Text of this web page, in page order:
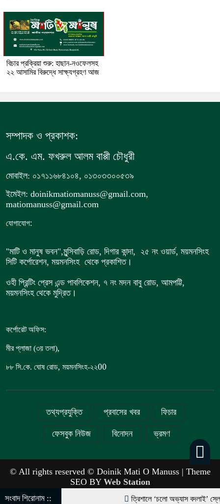
বিচার প্রক্রিয়া শুরু: হাছান-নওফেলসহ
২২ আসামির বিরুদ্ধে সাক্ষ্যগ্রহণ আজ
সম্পাদক ও প্রকাশক:
এ.কে. এম. ফখরুল আলম বাপ্পী চৌধুরী
মোবাইল: ০১৭১১৬৮৪১০৪, ০১৩০৩৩০০৫৩৯
ইমেইল: doinikmatiomanuss@gmail.com,
matiomanuss@gmail.com
যোগাযোগ:
"মাটি ও মানুষ ভবন",মুন্সিবাড়ি রোড, দিগার কান্দা, ২৫ নং ওয়ার্ড, ময়মনসিংহ
সিটি কর্পোরেশন, ময়মনসিংহ থেকে প্রকাশিত।
ওহী প্রিন্টিং প্রেস এন্ড পাবলিকেশন, ৭ নং মদন বাবু রোড, আমপট্টি,
ময়মনসিংহ থেকে মুদ্রিত।
কর্পোরেট অফিস:
মীর প্লাজা (৩য় তলা),
৮৮ সি.কে. ঘোষ রোড, ময়মনসিংহ-২২00
তথ্যপ্রযুক্তি প্রবাসের খবর ফিচার
ফেসবুক নিউজ বিনোদন ভ্রমণ
© All rights reserved © Doinik Mati O Manuss | Theme
SEO BY Web Station
সংবাদ শিরোনাম :: ‎ত্রিশালে ‘চলো অভ্যাস বদলাই’